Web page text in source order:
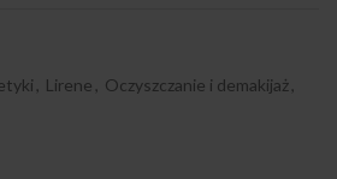
Lirene Oczyszczanie i demakijaż